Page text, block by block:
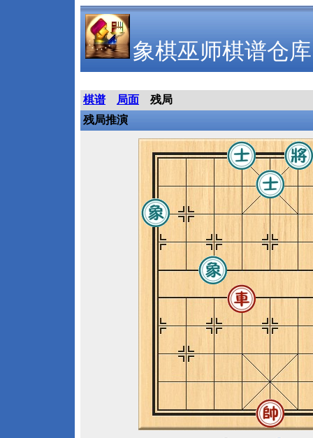
象棋巫师棋谱仓库
棋谱 局面
残局
残局推演